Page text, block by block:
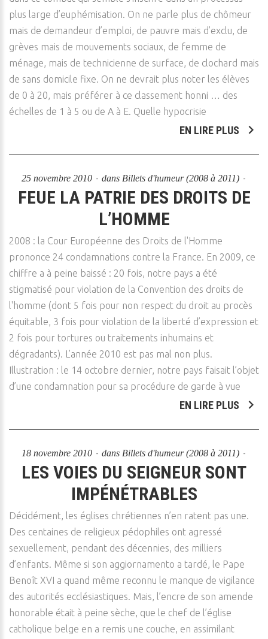
plus large d’euphémisation. On ne parle plus de chômeur
mais de demandeur d’emploi, de pauvre mais d’exclu, de
grèves mais de mouvements sociaux, de femme de
ménage, mais de technicienne de surface, de clochard mais
de sans domicile fixe. On ne devrait plus noter les élèves
de 0 à 20, mais préférer à ce classement honni … des
échelles de 1 à 5 ou de A à E. Quelle hypocrisie
EN LIRE PLUS
25 novembre 2010 dans Billets d'humeur (2008 à 2011)
FEUE LA PATRIE DES DROITS DE
L’HOMME
2008 : la Cour Européenne des Droits de l'Homme
prononce 24 condamnations contre la France. En 2009, ce
chiffre a à peine baissé : 20 fois, notre pays a été
stigmatisé pour violation de la Convention des droits de
l'homme (dont 5 fois pour non respect du droit au procès
équitable, 3 fois pour violation de la liberté d’expression et
2 fois pour tortures ou traitements inhumains et
dégradants). L’année 2010 est pas mal non plus.
Illustration : le 14 octobre dernier, notre pays faisait l’objet
d’une condamnation pour sa procédure de garde à vue
EN LIRE PLUS
18 novembre 2010 dans Billets d'humeur (2008 à 2011)
LES VOIES DU SEIGNEUR SONT
IMPÉNÉTRABLES
Décidément, les églises chrétiennes n’en ratent pas une.
Des centaines de religieux pédophiles ont agressé
sexuellement, pendant des décennies, des milliers
d’enfants. Même si son aggiornamento a tardé, le Pape
Benoît XVI a quand même reconnu le manque de vigilance
des autorités ecclésiastiques. Mais, l’encre de son amende
honorable était à peine sèche, que le chef de l’église
catholique belge en a remis une couche, en assimilant